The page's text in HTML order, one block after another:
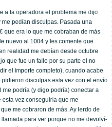
a la operadora el problema me dijo
pedí­an disculpas. Pasada una
que era lo que me cobraban de más
nuevo al 1004 y les comente que
realidad me debí­an desde octubre
que fue un fallo por su parte el no
el importe completo), cuando acabe
disculpas esta vez con el enví­o
podrí­a (y digo podrí­a) conectar a
esta vez conseguirí­a que me
me cobraron de más. Ay lerdo de
para ver porque no me devolví­